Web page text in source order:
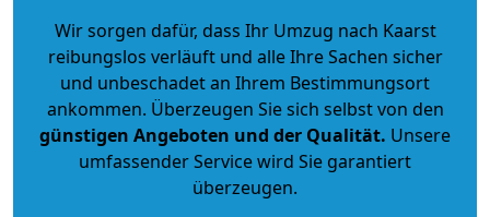
Wir sorgen dafür, dass Ihr Umzug nach Kaarst
reibungslos verläuft und alle Ihre Sachen sicher
und unbeschadet an Ihrem Bestimmungsort
ankommen. Überzeugen Sie sich selbst von den
günstigen Angeboten und der Qualität. Unsere
umfassender Service wird Sie garantiert
überzeugen.